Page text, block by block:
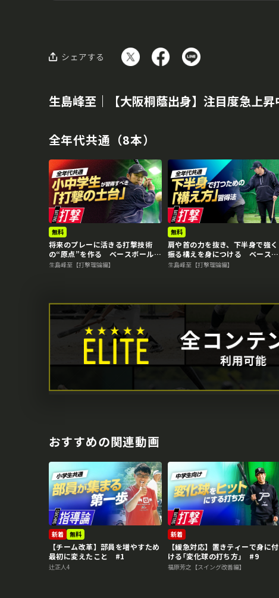
シェアする
生島峰至｜【大阪桐蔭出身】注目度急上
全年代共通（8本）
再生中
無料
将来のプレーに活きる打撃技術
の“原点”を作る ベースボールア
ドバイザーの打撃力向上ドリル
生島峰至【打撃理論編】
無料
肩や首の力を抜き、下半身で強く
振る構えを身につける ベースボ
ールアドバイザーの打撃力向上ド
生島峰至【打撃理論編】
おすすめの関連動画
新着 無料
【チーム改革】部員を増やすため
最初に変えたこと #1
辻正人4
新着
【緩急対応】置きティーで身に付
ける｢変化球の打ち方｣ #9
福原芳之【スイング改善編】